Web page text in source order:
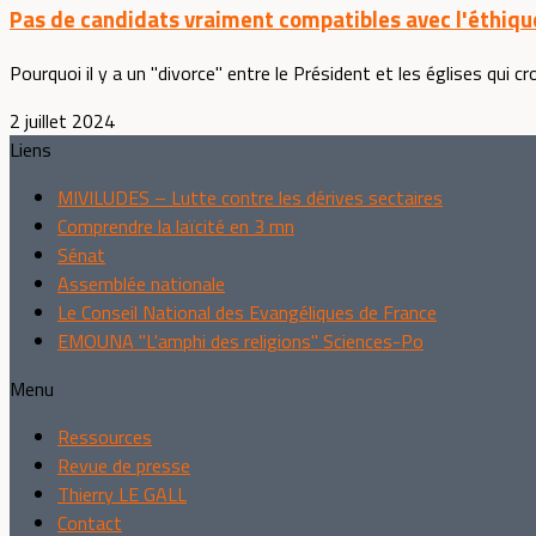
Pas de candidats vraiment compatibles avec
Pourquoi il y a un "divorce" entre le Président et les églises qui
2 juillet 2024
Liens
MIVILUDES – Lutte contre les dérives sectaires
Comprendre la laïcité en 3 mn
Sénat
Assemblée nationale
Le Conseil National des Evangéliques de France
EMOUNA "L'amphi des religions" Sciences-Po
Menu
Ressources
Revue de presse
Thierry LE GALL
Contact